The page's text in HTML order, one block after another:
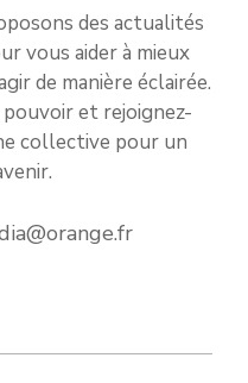
des actualités
vous aider à mieux
de manière éclairée.
et rejoignez-
collective pour un